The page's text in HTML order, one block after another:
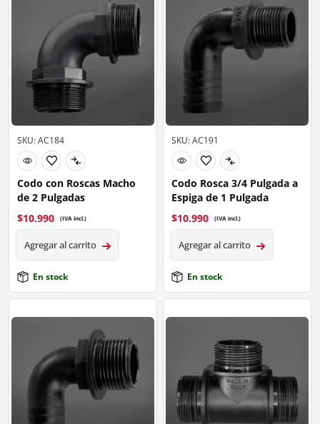
SKU: AC184
Codo con Roscas Macho
de 2 Pulgadas
$10.990 (IVA incl.)
Agregar al carrito
En stock
SKU: AC191
Codo Rosca 3/4 Pulgada a
Espiga de 1 Pulgada
$10.990 (IVA incl.)
Agregar al carrito
En stock